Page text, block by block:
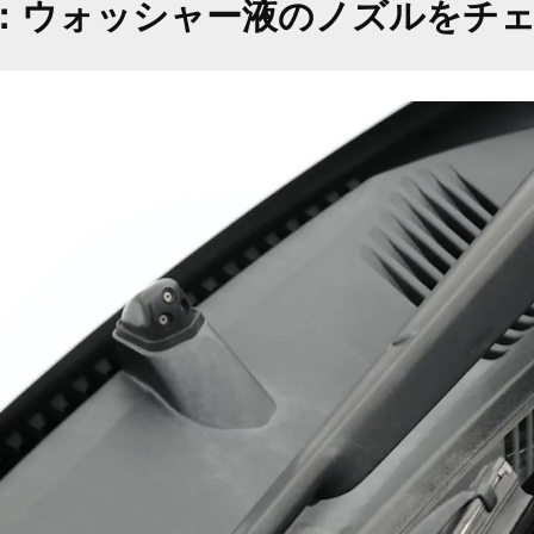
ウォッシャー液のノズルをチ